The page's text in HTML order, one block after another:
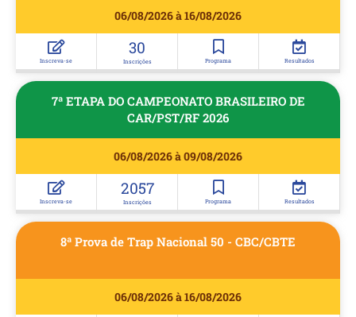
06/08/2026 à 16/08/2026
Inscreva-se
30
Inscrições Programa Resultados
7ª ETAPA DO CAMPEONATO BRASILEIRO DE
CAR/PST/RF 2026
06/08/2026 à 09/08/2026
Inscreva-se
2057
Inscrições Programa Resultados
8ª Prova de Trap Nacional 50 - CBC/CBTE
06/08/2026 à 16/08/2026